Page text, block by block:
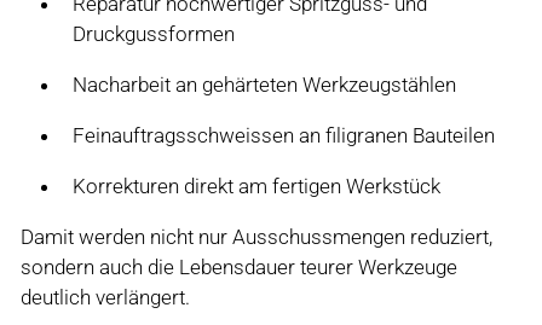
Druckgussformen
Nacharbeit an gehärteten Werkzeugstählen
Feinauftragsschweissen an filigranen Bauteilen
Korrekturen direkt am fertigen Werkstück
Damit werden nicht nur Ausschussmengen reduziert,
sondern auch die Lebensdauer teurer Werkzeuge
deutlich verlängert.